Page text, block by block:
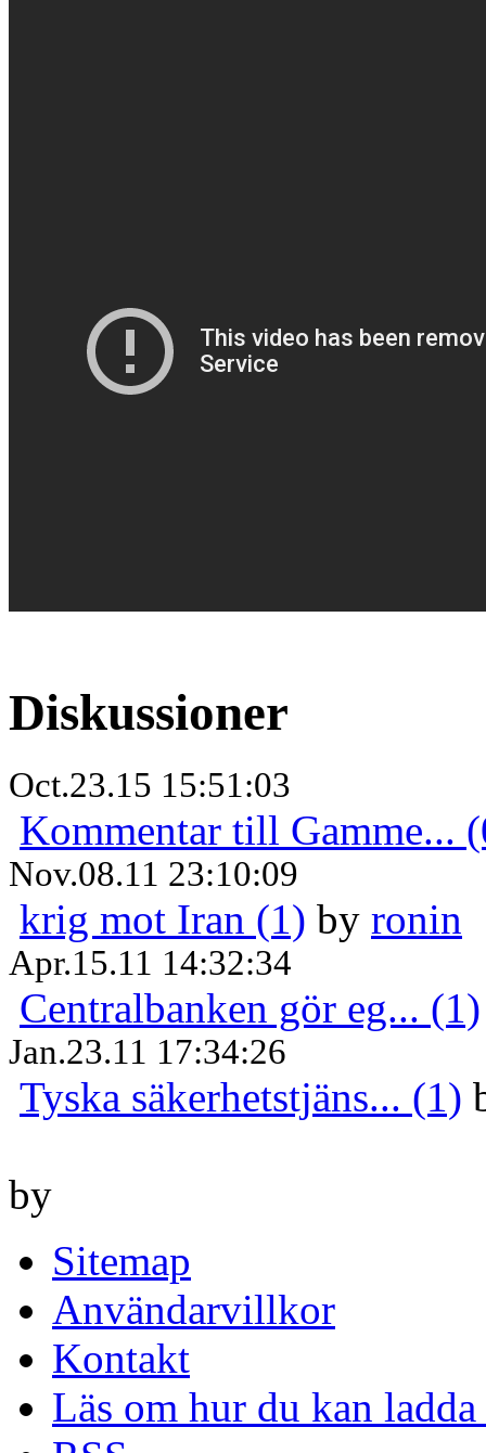
Diskussioner
Oct.23.15 15:51:03
Kommentar till Gamme...
Nov.08.11 23:10:09
krig mot Iran (1) by ronin
Apr.15.11 14:32:34
Centralbanken gör eg... (1)
Jan.23.11 17:34:26
Tyska säkerhetstjäns... (1)
by
Sitemap
Användarvillkor
Kontakt
Läs om hur du kan